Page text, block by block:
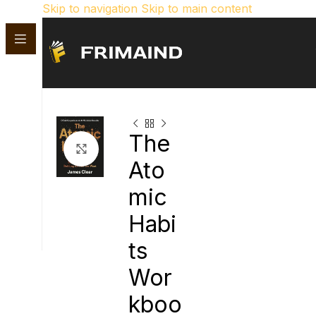
Skip to navigation Skip to main content
Click para aumentar
The
Ato
mic
Habi
ts
Wor
kboo